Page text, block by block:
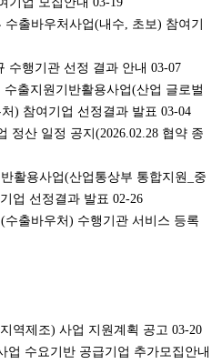
출바우처사업(내수, 초보) 참여기
수행기관 선정 결과 안내 03-07
출지원기반활용사업(산업 글로벌
) 참여기업 선정결과 발표 03-04
정산 일정 공지(2026.02.28 협약 종
활용사업(산업통상부 통합지원_중
업 선정결과 발표 02-26
출바우처) 수행기관 서비스 등록
역제조) 사업 지원계획 공고 03-20
업 수요기반 공급기업 추가모집안내